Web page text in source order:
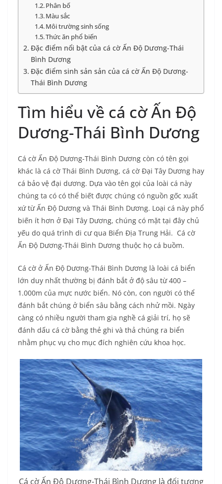
Phân bố
Màu sắc
Môi trường sinh sống
Thức ăn phổ biến
Đặc điểm nổi bật của cá cờ Ấn Độ Dương-Thái
Bình Dương
Đặc điểm sinh sản sản của cá cờ Ấn Độ Dương-
Thái Bình Dương
Tìm hiểu về cá cờ Ấn Độ
Dương-Thái Bình Dương
Cá cờ Ấn Độ Dương-Thái Bình Dương còn có tên gọi
khác là cá cờ Thái Bình Dương, cá cờ Đại Tây Dương hay
cá bảo vệ đại dương. Dựa vào tên gọi của loài cá này
chúng ta có có thể biết được chúng có nguồn gốc xuất
xứ từ Ấn Độ Dương và Thái Bình Dương. Loại cá này phổ
biến ít hơn ở Đại Tây Dương, chúng có mặt tại đây chủ
yếu do quá trình di cư qua Biển Địa Trung Hải. Cá cờ
Ấn Độ Dương-Thái Bình Dương thuộc họ cá buồm.
Cá cờ ở Ấn Độ Dương-Thái Bình Dương là loài cá biển
lớn duy nhất thường bị đánh bắt ở độ sâu từ 400 –
1.000m của mực nước biển. Nó còn, con người có thể
đánh bắt chúng ở biển sâu bằng cách nhử mồi. Ngày
càng có nhiều người tham gia nghề cá giải trí, họ sẽ
đánh dấu cá cờ bằng thẻ ghi và thả chúng ra biển
nhằm phục vụ cho mục đích nghiên cứu khoa học.
Cá cờ Ấn Độ Dương-Thái Bình Dương là đối tượng